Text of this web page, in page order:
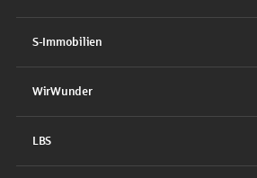
S-Immobilien
WirWunder
LBS